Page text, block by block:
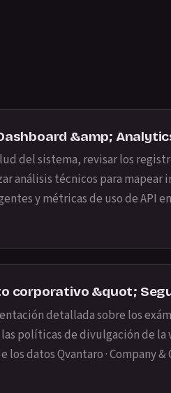
&amp;
del sistema, revisar los
análisis técnicos para mapear
y métricas de uso de API en
corporativo &quot;
detallada sobre los
políticas de divulgación de
los datosQvantaro · Company